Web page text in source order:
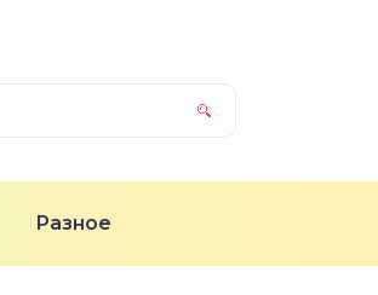
Разное